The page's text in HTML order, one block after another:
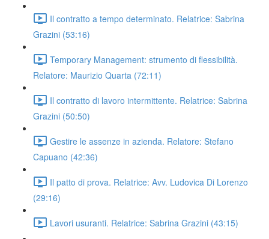
Il contratto a tempo determinato. Relatrice: Sabrina
Grazini (53:16)
Temporary Management: strumento di flessibilità.
Relatore: Maurizio Quarta (72:11)
Il contratto di lavoro intermittente. Relatrice: Sabrina
Grazini (50:50)
Gestire le assenze in azienda. Relatore: Stefano
Capuano (42:36)
Il patto di prova. Relatrice: Avv. Ludovica Di Lorenzo
(29:16)
Lavori usuranti. Relatrice: Sabrina Grazini (43:15)